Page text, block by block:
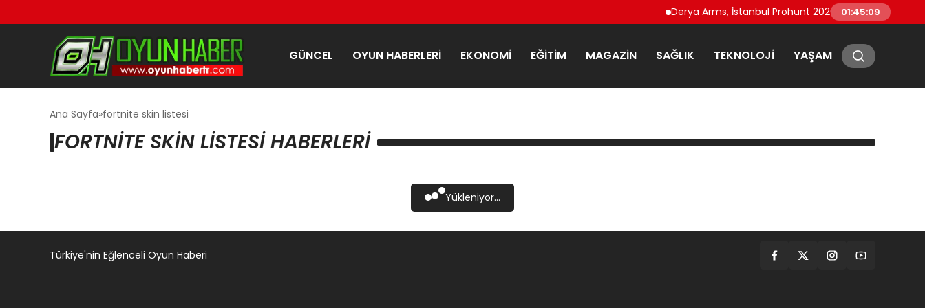
Derya Arms, İstanbul Prohunt 2026’da yeni nesil
01:45:09
GÜNCEL OYUN HABERLERI EKONOMI EĞITIM MAGAZIN SAĞLIK TEKNOLOJI YAŞAM
Ana Sayfa fortnite skin listesi
FORTNITE SKIN LISTESI HABERLERI
Yükleniyor...
Türkiye'nin Eğlenceli Oyun Haberi